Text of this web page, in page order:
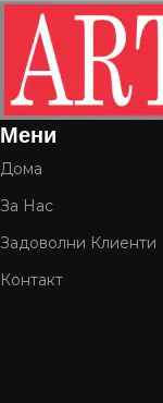
Мени
Дома
За Нас
Задоволни Клиенти
Контакт